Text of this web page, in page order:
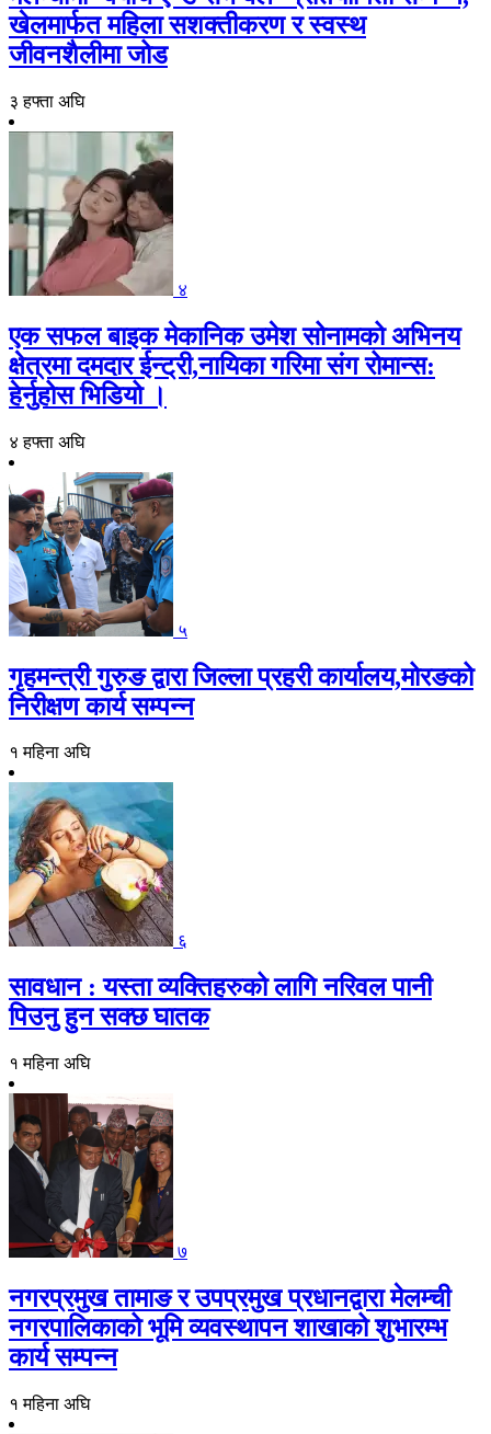
खेलमार्फत महिला सशक्तीकरण र स्वस्थ
जीवनशैलीमा जोड
३ हफ्ता अघि
४
एक सफल बाइक मेकानिक उमेश सोनामको अभिनय
क्षेत्रमा दमदार ईन्ट्री,नायिका गरिमा संग रोमान्स:
हेर्नुहोस भिडियो ।
४ हफ्ता अघि
५
गृहमन्त्री गुरुङ द्वारा जिल्ला प्रहरी कार्यालय,मोरङको
निरीक्षण कार्य सम्पन्न
१ महिना अघि
६
सावधान : यस्ता व्यक्तिहरुको लागि नरिवल पानी
पिउनु हुन सक्छ घातक
१ महिना अघि
७
नगरप्रमुख तामाङ र उपप्रमुख प्रधानद्वारा मेलम्ची
नगरपालिकाको भूमि व्यवस्थापन शाखाको शुभारम्भ
कार्य सम्पन्न
१ महिना अघि